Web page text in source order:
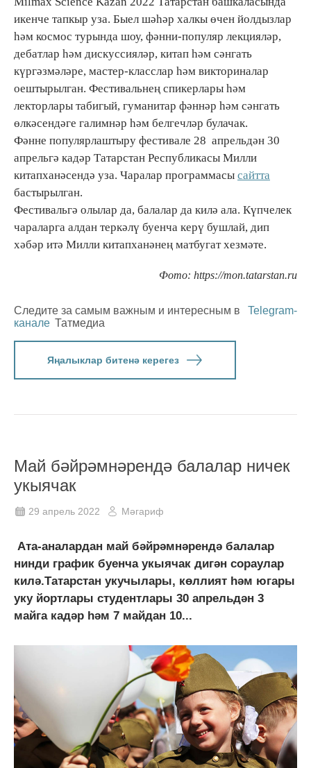
икенче тапкыр уза. Быел шәһәр халкы өчен йолдызлар
һәм космос турында шоу, фәнни-популяр лекцияләр,
дебатлар һәм дискуссияләр, китап һәм сәнгать
күргәзмәләре, мастер-класслар һәм викториналар
оештырылган. Фестивальнең спикерлары һәм
лекторлары табигый, гуманитар фәннәр һәм сәнгать
өлкәсендәге галимнәр һәм белгечләр булачак.
Фәнне популярлаштыру фестивале 28 апрельдән 30
апрельгә кадәр Татарстан Республикасы Милли
китапханәсендә уза. Чаралар программасы сайтта
бастырылган.
Фестивальгә олылар да, балалар да килә ала. Күпчелек
чараларга алдан теркәлү буенча керү бушлай, дип
хәбәр итә Милли китапханәнең матбугат хезмәте.
Фото: https://mon.tatarstan.ru
Следите за самым важным и интересным в
Telegram-
канале Татмедиа
Яңалыклар битенә керегез
Май бәйрәмнәрендә балалар ничек
укыячак
29 апрель 2022 Мәгариф
Ата-аналардан май бәйрәмнәрендә балалар
нинди график буенча укыячак дигән сораулар
килә.Татарстан укучылары, көллият һәм югары
уку йортлары студентлары 30 апрельдән 3
майга кадәр һәм 7 майдан 10...